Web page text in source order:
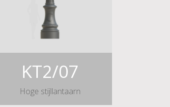
KT2/07
Hoge stijllantaarn